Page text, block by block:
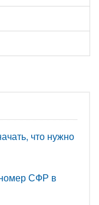
что нужно
номер СФР в